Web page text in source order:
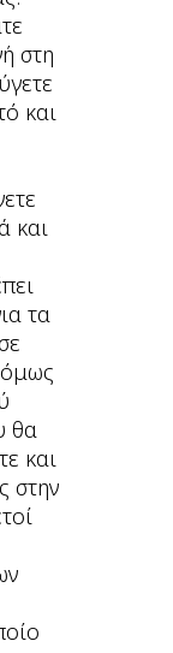
στη
και
και
τα
όμως
θα
και
στην